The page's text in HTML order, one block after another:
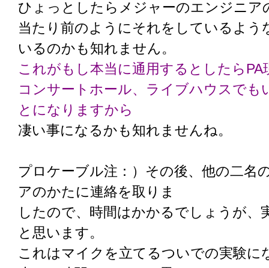
ひょっとしたらメジャーのエンジニア
当たり前のようにそれをしているよう
いるのかも知れません。
これがもし本当に通用するとしたらPA
コンサートホール、ライブハウスでも
とになりますから
凄い事になるかも知れませんね。
プロケーブル注：）その後、他の二名
アのかたに連絡を取りま
したので、時間はかかるでしょうが、
と思います。
これはマイクを立てるついでの実験に